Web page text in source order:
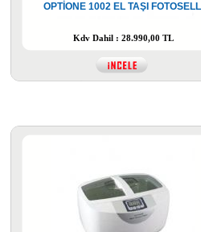
OPTİONE 1002 EL TAŞI
Kdv Dahil : 28.990,00 TL